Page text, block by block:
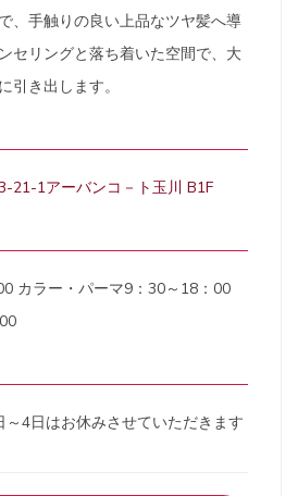
、手触りの良い上品なツヤ髪へ導
セリングと落ち着いた空間で、大
引き出します。
21-1アーバンコ－ト玉川 B1F
カラー・パーマ9：30～18：00
4日はお休みさせていただきます